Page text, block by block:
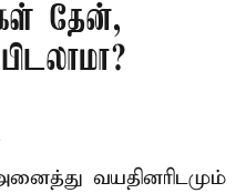
தேன்,
வயதினரிடமும்